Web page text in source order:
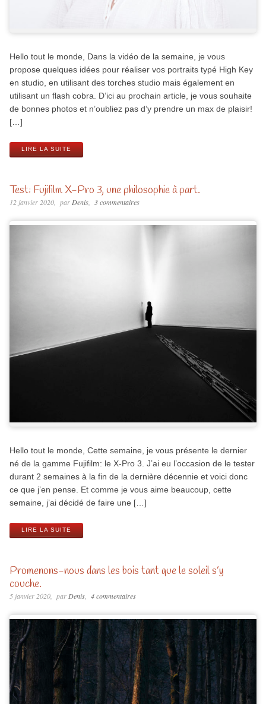
Hello tout le monde, Dans la vidéo de la semaine, je vous
propose quelques idées pour réaliser vos portraits typé High Key
en studio, en utilisant des torches studio mais également en
utilisant un flash cobra. D’ici au prochain article, je vous souhaite
de bonnes photos et n’oubliez pas d’y prendre un max de plaisir!
[…]
LIRE LA SUITE
Test: Fujifilm X-Pro 3, une philosophie à part.
12 janvier 2020 par Denis 3 commentaires
Hello tout le monde, Cette semaine, je vous présente le dernier
né de la gamme Fujifilm: le X-Pro 3. J’ai eu l’occasion de le tester
durant 2 semaines à la fin de la dernière décennie et voici donc
ce que j’en pense. Et comme je vous aime beaucoup, cette
semaine, j’ai décidé de faire une […]
LIRE LA SUITE
Promenons-nous dans les bois tant que le soleil s’y
couche.
5 janvier 2020 par Denis 4 commentaires